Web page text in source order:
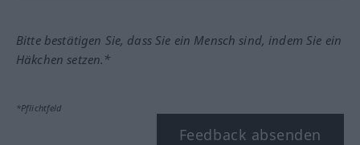
Bitte bestätigen Sie, dass Sie ein Mensch sind, indem Sie ein
Häkchen setzen.*
*Pflichtfeld
Feedback absenden